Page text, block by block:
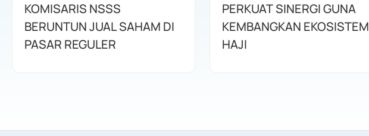
KOMISARIS NSSS
BERUNTUN JUAL SAHAM DI
PASAR REGULER
PERKUAT SINERGI GUNA
KEMBANGKAN EKOSISTEM
HAJI